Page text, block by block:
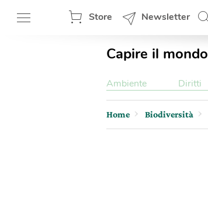
Store Newsletter
Capire il mondo
Ambiente Diritti
Home Biodiversità